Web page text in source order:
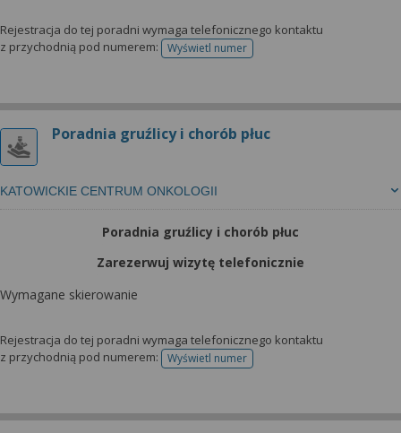
Rejestracja do tej poradni wymaga telefonicznego kontaktu
z przychodnią pod numerem:
Wyświetl numertelefonu do rejestracji
Poradnia gruźlicy i chorób płuc
KATOWICKIE CENTRUM ONKOLOGII
Poradnia gruźlicy i chorób płuc
Zarezerwuj wizytę telefonicznie
Wymagane skierowanie
Rejestracja do tej poradni wymaga telefonicznego kontaktu
z przychodnią pod numerem:
Wyświetl numertelefonu do rejestracji